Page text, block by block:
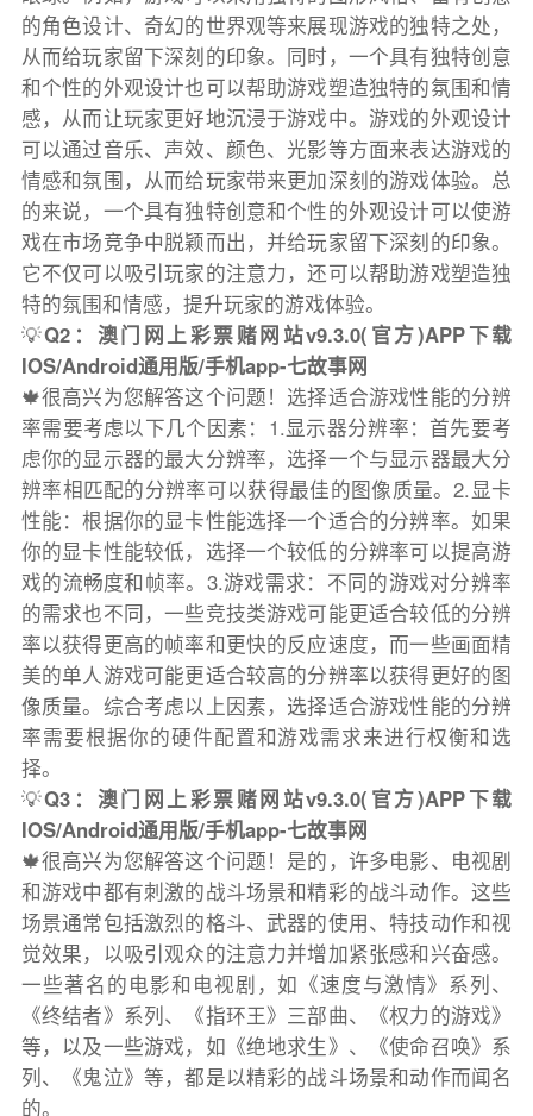
的角色设计、奇幻的世界观等来展现游戏的独特之处，
从而给玩家留下深刻的印象。同时，一个具有独特创意
和个性的外观设计也可以帮助游戏塑造独特的氛围和情
感，从而让玩家更好地沉浸于游戏中。游戏的外观设计
可以通过音乐、声效、颜色、光影等方面来表达游戏的
情感和氛围，从而给玩家带来更加深刻的游戏体验。总
的来说，一个具有独特创意和个性的外观设计可以使游
戏在市场竞争中脱颖而出，并给玩家留下深刻的印象。
它不仅可以吸引玩家的注意力，还可以帮助游戏塑造独
特的氛围和情感，提升玩家的游戏体验。
💡Q2：澳门网上彩票赌网站v9.3.0(官方)APP下载
IOS/Android通用版/手机app-七故事网
🍁很高兴为您解答这个问题！选择适合游戏性能的分辨
率需要考虑以下几个因素：1.显示器分辨率：首先要考
虑你的显示器的最大分辨率，选择一个与显示器最大分
辨率相匹配的分辨率可以获得最佳的图像质量。2.显卡
性能：根据你的显卡性能选择一个适合的分辨率。如果
你的显卡性能较低，选择一个较低的分辨率可以提高游
戏的流畅度和帧率。3.游戏需求：不同的游戏对分辨率
的需求也不同，一些竞技类游戏可能更适合较低的分辨
率以获得更高的帧率和更快的反应速度，而一些画面精
美的单人游戏可能更适合较高的分辨率以获得更好的图
像质量。综合考虑以上因素，选择适合游戏性能的分辨
率需要根据你的硬件配置和游戏需求来进行权衡和选
择。
💡Q3：澳门网上彩票赌网站v9.3.0(官方)APP下载
IOS/Android通用版/手机app-七故事网
🍁很高兴为您解答这个问题！是的，许多电影、电视剧
和游戏中都有刺激的战斗场景和精彩的战斗动作。这些
场景通常包括激烈的格斗、武器的使用、特技动作和视
觉效果，以吸引观众的注意力并增加紧张感和兴奋感。
一些著名的电影和电视剧，如《速度与激情》系列、
《终结者》系列、《指环王》三部曲、《权力的游戏》
等，以及一些游戏，如《绝地求生》、《使命召唤》系
列、《鬼泣》等，都是以精彩的战斗场景和动作而闻名
的。